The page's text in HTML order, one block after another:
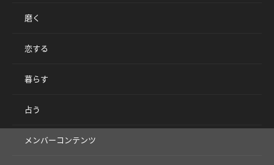
磨く
恋する
暮らす
占う
メンバーコンテンツ